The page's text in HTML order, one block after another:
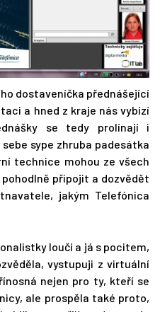
dostaveníčka přednášející
a hned z kraje nás vybízí
se tedy prolínají i
sype zhruba padesátka
technice mohou ze všech
připojit a dozvědět
jakým Telefónica
loučí a já s pocitem,
vystupuji z virtuální
nejen pro ty, kteří se
ale prospěla také proto,